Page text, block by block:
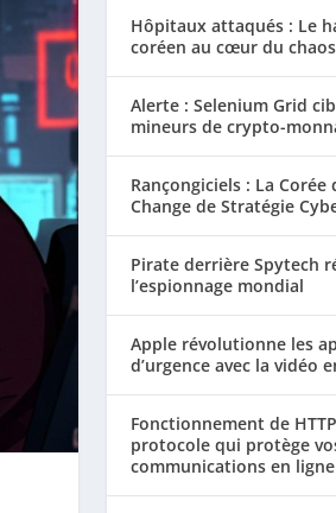
Hôpitaux attaqués : Le
coréen au cœur du chaos
Alerte : Selenium Grid
mineurs de crypto-
Rançongiciels : La Corée
Change de Stratégie
Pirate derrière Spytech
l’espionnage mondial
Apple révolutionne les
d’urgence avec la vidéo
Fonctionnement de
protocole qui protège
communications en ligne